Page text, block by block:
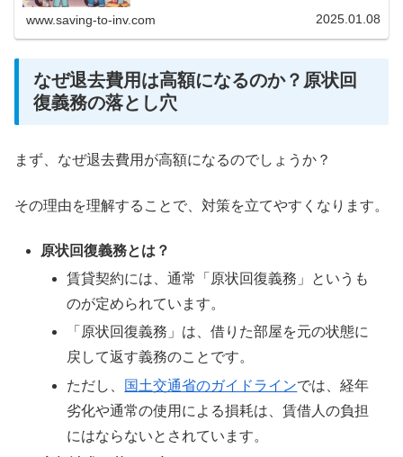
www.saving-to-inv.com 2025.01.08
なぜ退去費用は高額になるのか？原状回
復義務の落とし穴
まず、なぜ退去費用が高額になるのでしょうか？
その理由を理解することで、対策を立てやすくなります。
原状回復義務とは？
賃貸契約には、通常「原状回復義務」というも
のが定められています。
「原状回復義務」は、借りた部屋を元の状態に
戻して返す義務のことです。
ただし、 国土交通省のガイドラインでは、経年
劣化や通常の使用による損耗は、賃借人の負担
にはならないとされています。